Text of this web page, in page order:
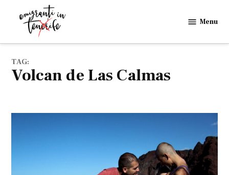
in
Menu
TAG:
Volcan de Las Calmas